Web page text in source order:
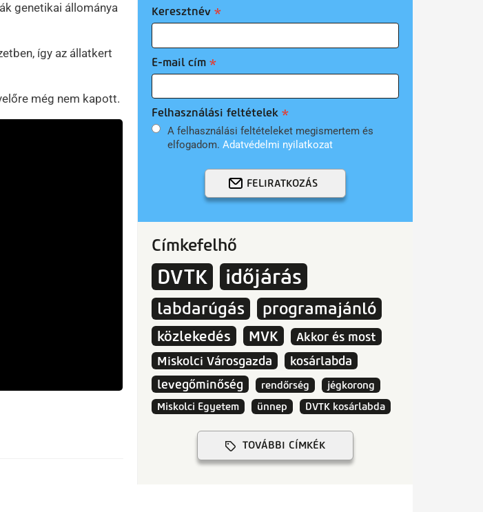
genetikai állománya
így az állatkert
még nem kapott.
Keresztnév
E-mail cím
Felhasználási feltételek
A felhasználási feltételeket megismertem és
elfogadom. Adatvédelmi nyilatkozat
FELIRATKOZÁS
Címkefelhő
DVTK időjárás
labdarúgás programajánló
közlekedés MVK
Akkor és most
Miskolci Városgazda
kosárlabda
levegőminőség
rendőrség
jégkorong
Miskolci Egyetem
ünnep DVTK kosárlabda
TOVÁBBI CÍMKÉK